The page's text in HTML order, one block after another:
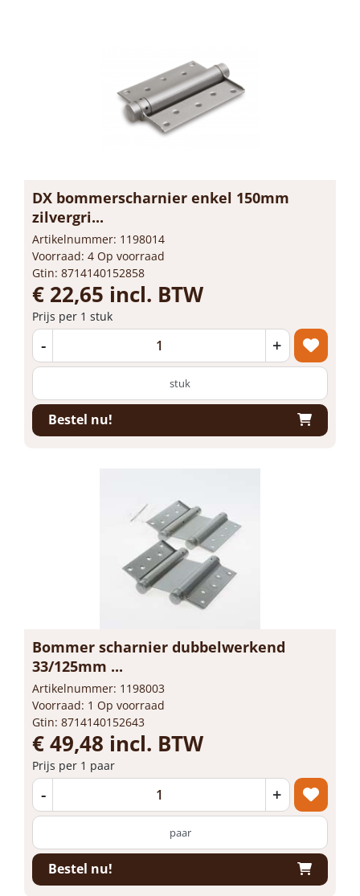
DX bommerscharnier enkel 150mm
zilvergri...
Artikelnummer: 1198014
Voorraad: 4 Op voorraad
Gtin: 8714140152858
€ 22,65 incl. BTW
Prijs per 1 stuk
- +
stuk
Bestel nu!
Bommer scharnier dubbelwerkend
33/125mm ...
Artikelnummer: 1198003
Voorraad: 1 Op voorraad
Gtin: 8714140152643
€ 49,48 incl. BTW
Prijs per 1 paar
- +
paar
Bestel nu!